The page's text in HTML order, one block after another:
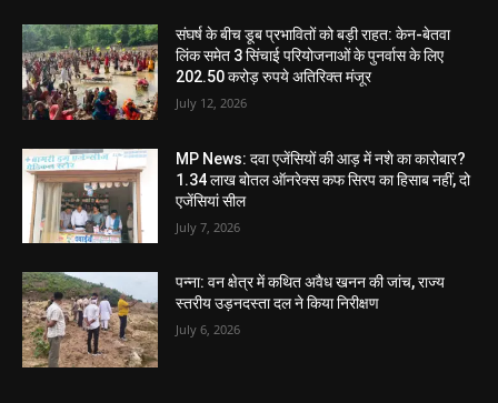
संघर्ष के बीच डूब प्रभावितों को बड़ी राहत: केन-बेतवा
लिंक समेत 3 सिंचाई परियोजनाओं के पुनर्वास के लिए
202.50 करोड़ रुपये अतिरिक्त मंजूर
July 12, 2026
MP News: दवा एजेंसियों की आड़ में नशे का कारोबार?
1.34 लाख बोतल ऑनरेक्स कफ सिरप का हिसाब नहीं, दो
एजेंसियां सील
July 7, 2026
पन्ना: वन क्षेत्र में कथित अवैध खनन की जांच, राज्य
स्तरीय उड़नदस्ता दल ने किया निरीक्षण
July 6, 2026